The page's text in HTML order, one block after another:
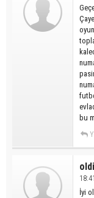
bu
18:41
İyi